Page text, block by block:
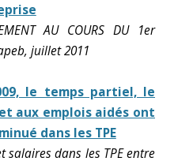
AU COURS DU 1er
juillet 2011
le temps partiel, le
aux emplois aidés ont
dans les TPE
salaires dans les TPE entre